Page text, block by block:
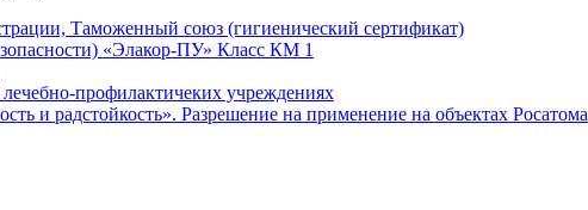
Таможенный союз (гигиенический сертификат)
«Элакор-ПУ» Класс КМ 1
профилактичеких учреждениях
и радстойкость». Разрешение на применение на объектах Росатома